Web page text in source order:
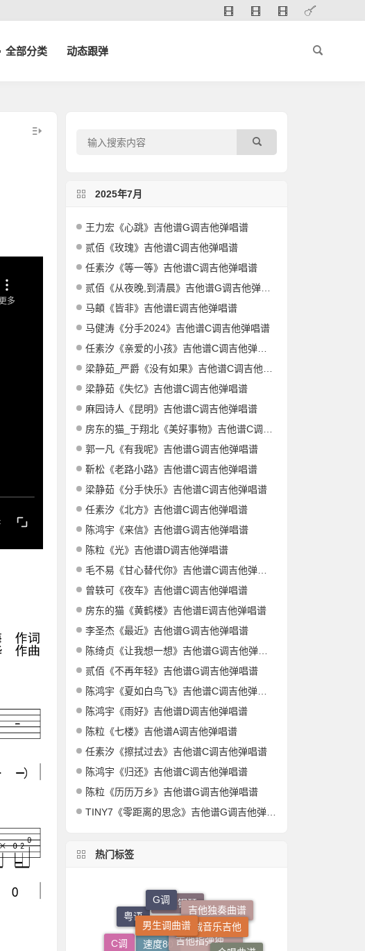
全部分类 动态跟弹
2025年7月
王力宏《心跳》吉他谱G调吉他弹唱谱
贰佰《玫瑰》吉他谱C调吉他弹唱谱
任素汐《等一等》吉他谱C调吉他弹唱谱
贰佰《从夜晚,到清晨》吉他谱G调吉他弹唱谱
马頔《皆非》吉他谱E调吉他弹唱谱
马健涛《分手2024》吉他谱C调吉他弹唱谱
任素汐《亲爱的小孩》吉他谱C调吉他弹唱谱
梁静茹_严爵《没有如果》吉他谱C调吉他弹唱谱
梁静茹《失忆》吉他谱C调吉他弹唱谱
麻园诗人《昆明》吉他谱C调吉他弹唱谱
房东的猫_于翔北《美好事物》吉他谱C调吉他弹唱谱
郭一凡《有我呢》吉他谱G调吉他弹唱谱
靳松《老路小路》吉他谱C调吉他弹唱谱
梁静茹《分手快乐》吉他谱C调吉他弹唱谱
任素汐《北方》吉他谱C调吉他弹唱谱
陈鸿宇《来信》吉他谱G调吉他弹唱谱
陈粒《光》吉他谱D调吉他弹唱谱
毛不易《甘心替代你》吉他谱C调吉他弹唱谱
曾轶可《夜车》吉他谱C调吉他弹唱谱
房东的猫《黄鹤楼》吉他谱E调吉他弹唱谱
李圣杰《最近》吉他谱G调吉他弹唱谱
陈绮贞《让我想一想》吉他谱G调吉他弹唱谱
贰佰《不再年轻》吉他谱G调吉他弹唱谱
陈鸿宇《夏如白鸟飞》吉他谱C调吉他弹唱谱
陈鸿宇《雨好》吉他谱D调吉他弹唱谱
陈粒《七楼》吉他谱A调吉他弹唱谱
任素汐《擦拭过去》吉他谱C调吉他弹唱谱
陈鸿宇《归还》吉他谱C调吉他弹唱谱
陈粒《历历万乡》吉他谱G调吉他弹唱谱
TINY7《零距离的思念》吉他谱G调吉他弹唱谱
热门标签
小叶歌吉他
钢琴指弹独奏谱
C调粤语 乐乐钢琴
吉他独奏曲谱
志诚音乐吉他
男生调曲谱
G调